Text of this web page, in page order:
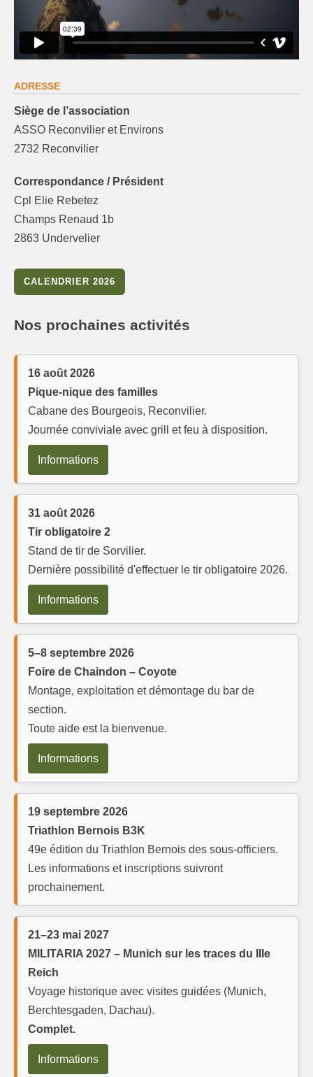
ADRESSE
Siège de l’association
ASSO Reconvilier et Environs
2732 Reconvilier
Correspondance / Président
Cpl Elie Rebetez
Champs Renaud 1b
2863 Undervelier
CALENDRIER 2026
Nos prochaines activités
16 août 2026
Pique-nique des familles
Cabane des Bourgeois, Reconvilier.
Journée conviviale avec grill et feu à disposition.
Informations
31 août 2026
Tir obligatoire 2
Stand de tir de Sorvilier.
Dernière possibilité d'effectuer le tir obligatoire 2026.
Informations
5–8 septembre 2026
Foire de Chaindon – Coyote
Montage, exploitation et démontage du bar de
section.
Toute aide est la bienvenue.
Informations
19 septembre 2026
Triathlon Bernois B3K
49e édition du Triathlon Bernois des sous-officiers.
Les informations et inscriptions suivront
prochainement.
21–23 mai 2027
MILITARIA 2027 – Munich sur les traces du IIIe
Reich
Voyage historique avec visites guidées (Munich,
Berchtesgaden, Dachau).
Complet.
Informations